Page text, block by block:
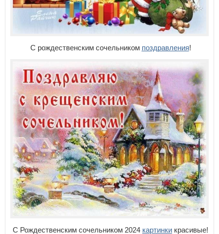
С рождественским сочельником поздравления!
С Рождественским сочельником 2024 картинки красивые!